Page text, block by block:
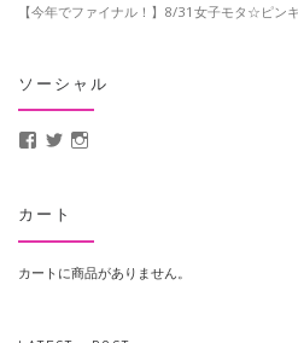
【今年でファイナル！】8/31女子モタ☆ピン
ソーシャル
MotoCrusader さんのプロフィ
@MotoCrusader さんのプロ
カート
カートに商品がありません。